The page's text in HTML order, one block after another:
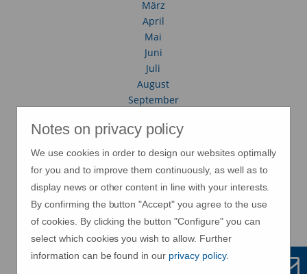
März
April
Mai
Juni
Juli
August
September
November
Dezember
2013
Januar
Februar
März
Notes on privacy policy
We use cookies in order to design our websites optimally
for you and to improve them continuously, as well as to
display news or other content in line with your interests.
By confirming the button "Accept" you agree to the use
of cookies. By clicking the button "Configure" you can
select which cookies you wish to allow. Further
information can be found in our privacy policy.